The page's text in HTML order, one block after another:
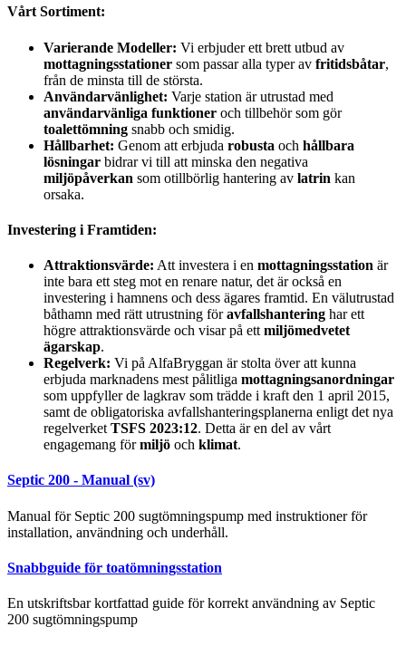
Vårt Sortiment:
Varierande Modeller: Vi erbjuder ett brett utbud av
mottagningsstationer som passar alla typer av fritidsbåtar,
från de minsta till de största.
Användarvänlighet: Varje station är utrustad med
användarvänliga funktioner och tillbehör som gör
toalettömning snabb och smidig.
Hållbarhet: Genom att erbjuda robusta och hållbara
lösningar bidrar vi till att minska den negativa
miljöpåverkan som otillbörlig hantering av latrin kan
orsaka.
Investering i Framtiden:
Attraktionsvärde: Att investera i en mottagningsstation är
inte bara ett steg mot en renare natur, det är också en
investering i hamnens och dess ägares framtid. En välutrustad
båthamn med rätt utrustning föravfallshantering har ett
högre attraktionsvärde och visar på ett miljömedvetet
ägarskap.
Regelverk: Vi på AlfaBryggan är stolta över att kunna
erbjuda marknadens mest pålitliga mottagningsanordningar
som uppfyller de lagkrav som trädde i kraft den 1 april 2015,
samt de obligatoriska avfallshanteringsplanerna enligt det nya
regelverket TSFS 2023:12. Detta är en del av vårt
engagemang förmiljö och klimat.
Septic 200 - Manual (sv)
Manual för Septic 200 sugtömningspump med instruktioner för
installation, användning och underhåll.
Snabbguide för toatömningsstation
En utskriftsbar kortfattad guide för korrekt användning av Septic
200 sugtömningspump